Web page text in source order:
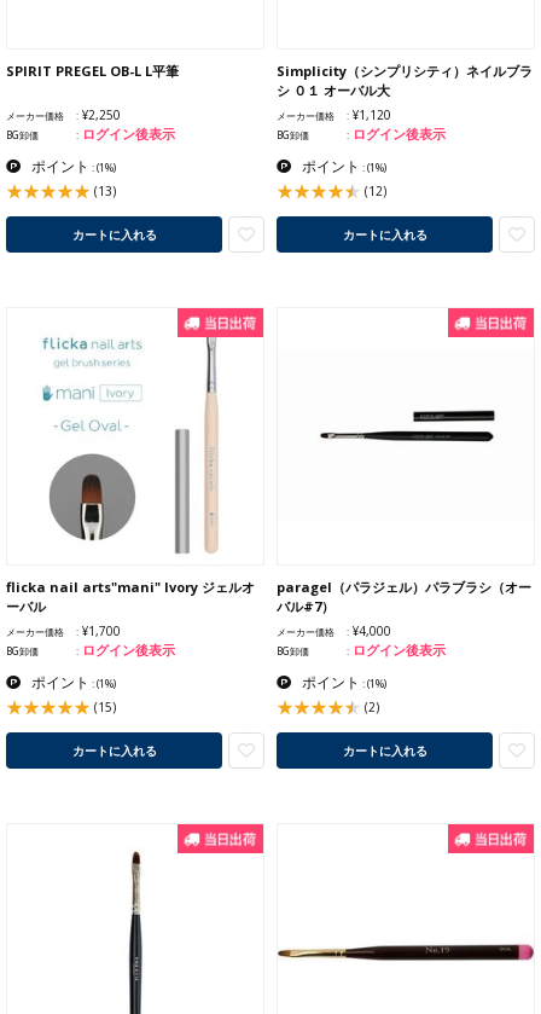
SPIRIT PREGEL OB-L L平筆
メーカー価格 ¥2,250
BG卸価 ログイン後表示
ポイント :(1%)
(13)
カートに入れる
Simplicity（シンプリシティ）ネイルブラ
シ ０１ オーバル大
メーカー価格 ¥1,120
BG卸価 ログイン後表示
ポイント :(1%)
(12)
カートに入れる
flicka nail arts"mani" Ivory ジェルオ
ーバル
メーカー価格 ¥1,700
BG卸価 ログイン後表示
ポイント :(1%)
(15)
カートに入れる
paragel（パラジェル）パラブラシ（オー
バル#7）
メーカー価格 ¥4,000
BG卸価 ログイン後表示
ポイント :(1%)
(2)
カートに入れる